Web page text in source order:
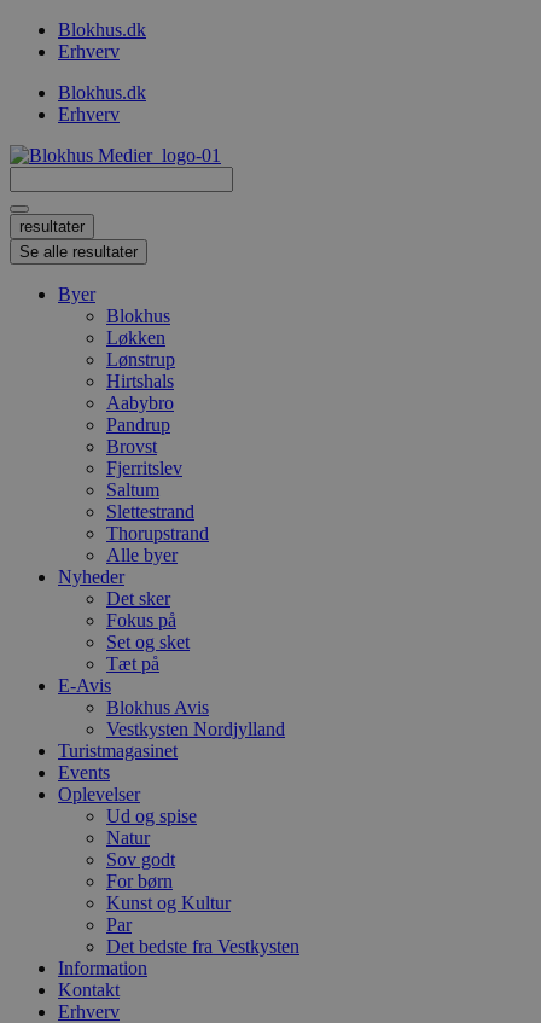
VidereBlokhus.dk
Erhverv
Blokhus.dk
Erhverv
...
resultater
Se alle resultater
Byer
Blokhus
Løkken
Lønstrup
Hirtshals
Aabybro
Pandrup
Brovst
Fjerritslev
Saltum
Slettestrand
Thorupstrand
Alle byer
Nyheder
Det sker
Fokus på
Set og sket
Tæt på
E-Avis
Blokhus Avis
Vestkysten Nordjylland
Turistmagasinet
Events
Oplevelser
Ud og spise
Natur
Sov godt
For børn
Kunst og Kultur
Par
Det bedste fra Vestkysten
Information
Kontakt
Erhverv